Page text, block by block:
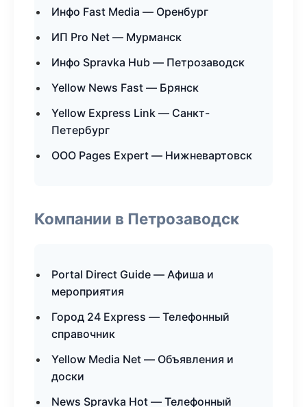
Инфо Fast Media — Оренбург
ИП Pro Net — Мурманск
Инфо Spravka Hub — Петрозаводск
Yellow News Fast — Брянск
Yellow Express Link — Санкт-
Петербург
ООО Pages Expert — Нижневартовск
Компании в Петрозаводск
Portal Direct Guide — Афиша и
мероприятия
Город 24 Express — Телефонный
справочник
Yellow Media Net — Объявления и
доски
News Spravka Hot — Телефонный